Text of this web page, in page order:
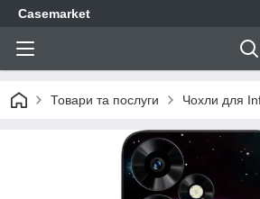
Casemarket
Товари та послуги Чохли для